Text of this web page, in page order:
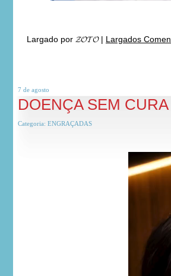
Largado por 𝓩𝓞𝓣𝓞| Largados
7 de agosto
DOENÇA SEM CURA
Categoria: ENGRAÇADAS